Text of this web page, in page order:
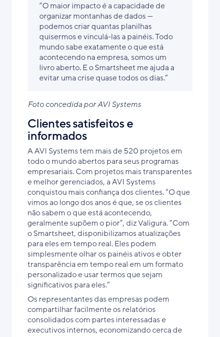
“O maior impacto é a capacidade de
organizar montanhas de dados —
podemos criar quantas planilhas
quisermos e vinculá-las a painéis. Todo
mundo sabe exatamente o que está
acontecendo na empresa, somos um
livro aberto. E o Smartsheet me ajuda a
evitar uma crise quase todos os dias.”
Foto concedida por AVI Systems
Clientes satisfeitos e
informados
A AVI Systems tem mais de 520 projetos em
todo o mundo abertos para seus programas
empresariais. Com projetos mais transparentes
e melhor gerenciados, a AVI Systems
conquistou mais confiança dos clientes. “O que
vimos ao longo dos anos é que, se os clientes
não sabem o que está acontecendo,
geralmente supõem o pior”, diz Valigura. “Com
o Smartsheet, disponibilizamos atualizações
para eles em tempo real. Eles podem
simplesmente olhar os painéis ativos e obter
transparência em tempo real em um formato
personalizado e usar termos que sejam
significativos para eles.”
Os representantes das empresas podem
compartilhar facilmente os relatórios
consolidados com partes interessadas e
executivos internos, economizando cerca de